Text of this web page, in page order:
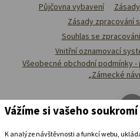
Půjčovna vybavení
Zásady zpracování
Souhlas se
Vnitřní oznamovací
Všeobecné obchodní podmínky
„Zámecké
Vážíme si vašeho soukromí
K analýze návštěvnosti a funkcí webu,